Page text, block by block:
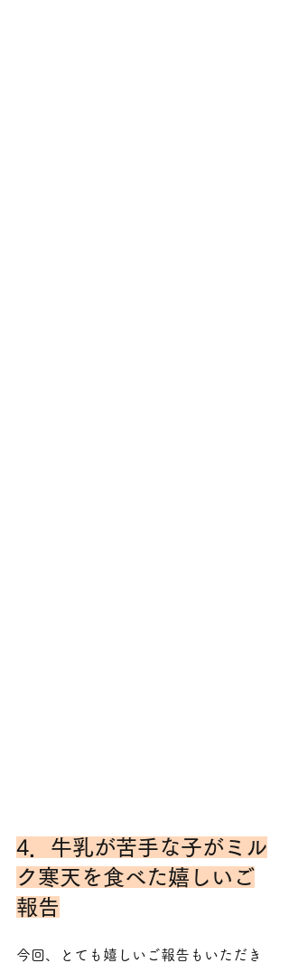
4．牛乳が苦手な子がミル
ク寒天を食べた嬉しいご
報告
今回、とても嬉しいご報告もいただき